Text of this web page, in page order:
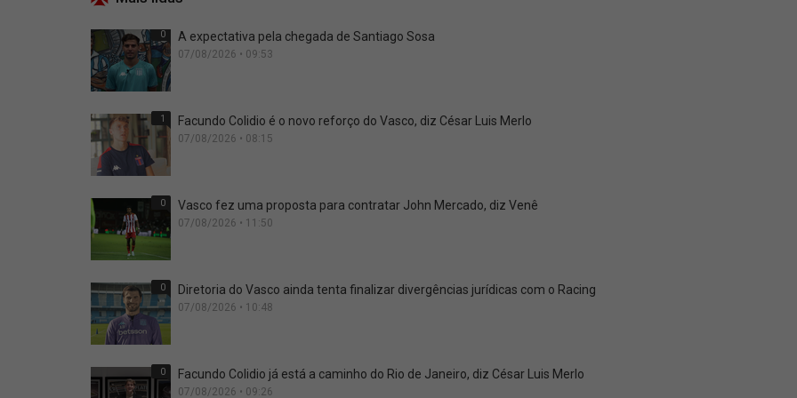
0 A expectativa pela chegada de Santiago Sosa
07/08/2026 • 09:53
1 Facundo Colidio é o novo reforço do Vasco, diz César Luis Merlo
07/08/2026 • 08:15
0 Vasco fez uma proposta para contratar John Mercado, diz Venê
07/08/2026 • 11:50
0 Diretoria do Vasco ainda tenta finalizar divergências jurídicas com o Racing
07/08/2026 • 10:48
0 Facundo Colidio já está a caminho do Rio de Janeiro, diz César Luis Merlo
07/08/2026 • 09:26